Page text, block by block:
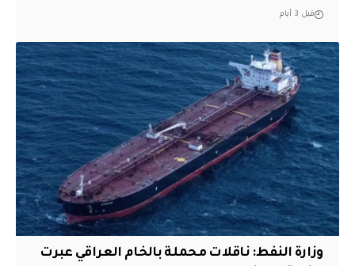
قبل 3 أيام
وزارة النفط: ناقلات محملة بالخام العراقي عبرت